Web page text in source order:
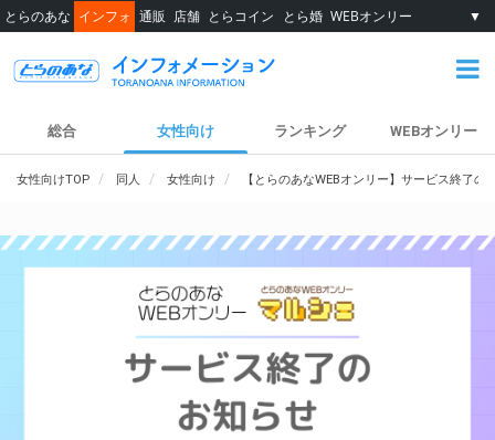
とらのあな インフォ 通販 店舗 とらコイン とら婚 WEBオンリー ▼
総合 女性向け ランキング WEBオンリー
女性向けTOP 同人 女性向け 【とらのあなWEBオンリー】サービス終了の